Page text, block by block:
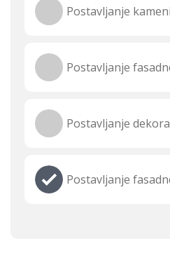
Postavljanje
Postavljanje
Postavljanje
Postavljanje